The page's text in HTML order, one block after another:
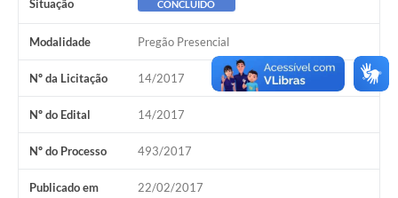
PNAB (Política Nacional Aldir Blanc)
Formulário
Agenda
Contato
Situação CONCLUÍDO
Modalidade Pregão Presencial
Nº da Licitação 14/2017
Nº do Edital 14/2017
Nº do Processo 493/2017
Publicado em 22/02/2017